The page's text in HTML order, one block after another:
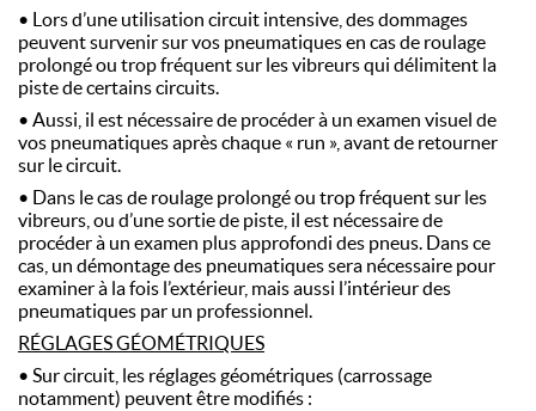
• Lors d’une utilisation circuit intensive, des dommages
peuvent survenir sur vos pneumatiques en cas de roulage
prolongé ou trop fréquent sur les vibreurs qui délimitent la
piste de certains circuits.
• Aussi, il est nécessaire de procéder à un examen visuel de
vos pneumatiques après chaque « run », avant de retourner
sur le circuit.
• Dans le cas de roulage prolongé ou trop fréquent sur les
vibreurs, ou d’une sortie de piste, il est nécessaire de
procéder à un examen plus approfondi des pneus. Dans ce
cas, un démontage des pneumatiques sera nécessaire pour
examiner à la fois l’extérieur, mais aussi l’intérieur des
pneumatiques par un professionnel.
RÉGLAGES GÉOMÉTRIQUES
• Sur circuit, les réglages géométriques (carrossage
notamment) peuvent être modifiés :